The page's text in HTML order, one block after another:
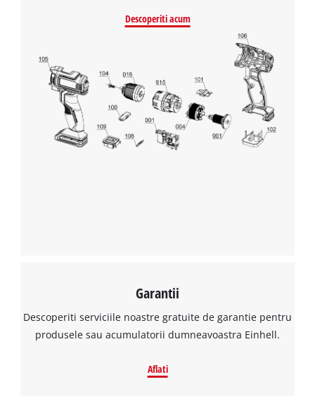
Descoperiti acum
Garantii
Descoperiti serviciile noastre gratuite de garantie pentru
produsele sau acumulatorii dumneavoastra Einhell.
Aflati